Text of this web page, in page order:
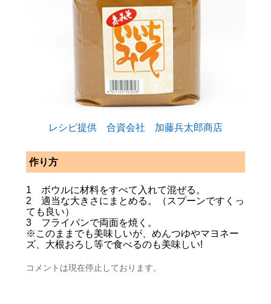
小田原観光
レシピ提供 合資会社 加藤兵太郎商店
作り方
1 ボウルに材料をすべて入れて混ぜる。
2 適当な大きさにまとめる。（スプーンですくっ
ても良い）
3 フライパンで両面を焼く。
※このままでも美味しいが、めんつゆやマヨネー
ズ、大根おろし等で食べるのも美味しい!
コメントは現在停止しております。